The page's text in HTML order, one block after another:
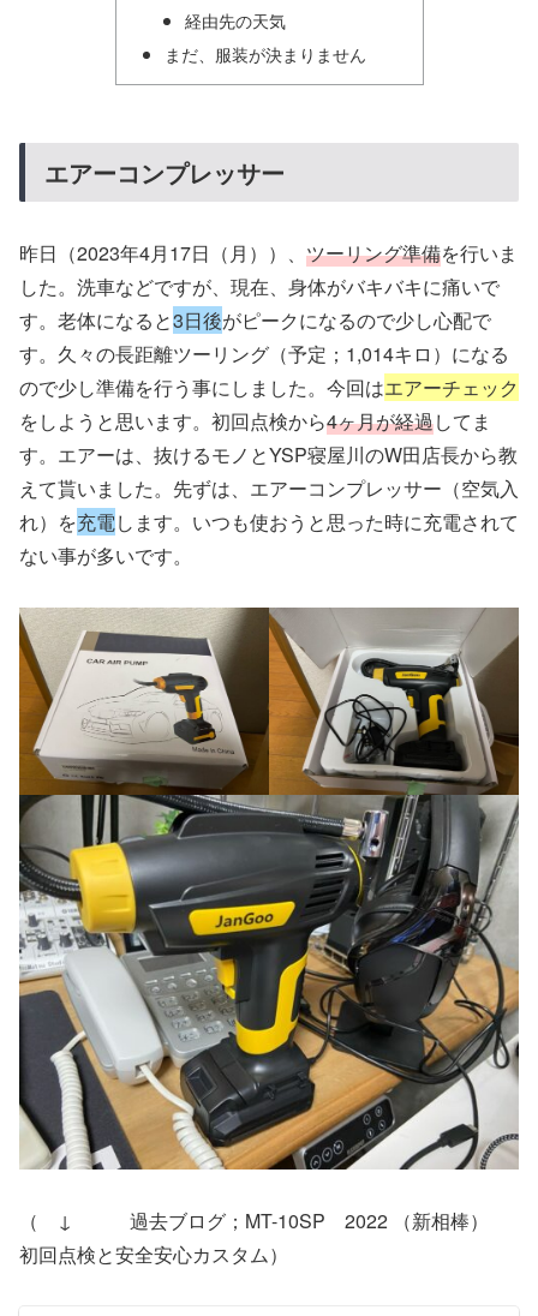
経由先の天気
まだ、服装が決まりません
エアーコンプレッサー
昨日（2023年4月17日（月））、 ツーリング準備を行いま
した。洗車などですが、現在、身体がバキバキに痛いで
す。老体になると3日後がピークになるので少し心配で
す。久々の長距離ツーリング（予定；1,014キロ）になる
ので少し準備を行う事にしました。今回はエアーチェック
をしようと思います。初回点検から4ヶ月が経過してま
す。エアーは、抜けるモノとYSP寝屋川のW田店長から教
えて貰いました。先ずは、エアーコンプレッサー（空気入
れ）を充電します。いつも使おうと思った時に充電されて
ない事が多いです。
（ ↓ 過去ブログ；MT-10SP 2022 （新相棒）
初回点検と安全安心カスタム）